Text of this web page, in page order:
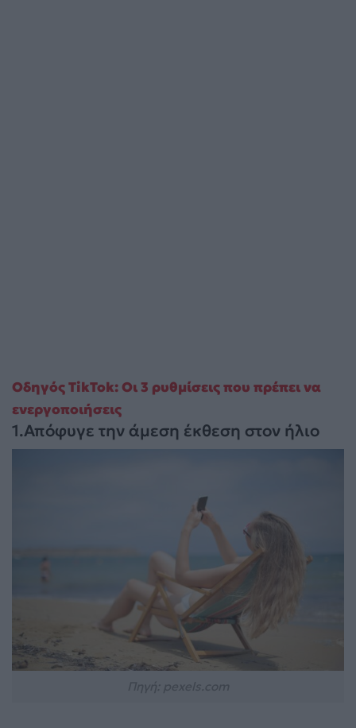
Οδηγός TikTok: Οι 3 ρυθμίσεις που πρέπει να
ενεργοποιήσεις
1.Απόφυγε την άμεση έκθεση στον ήλιο